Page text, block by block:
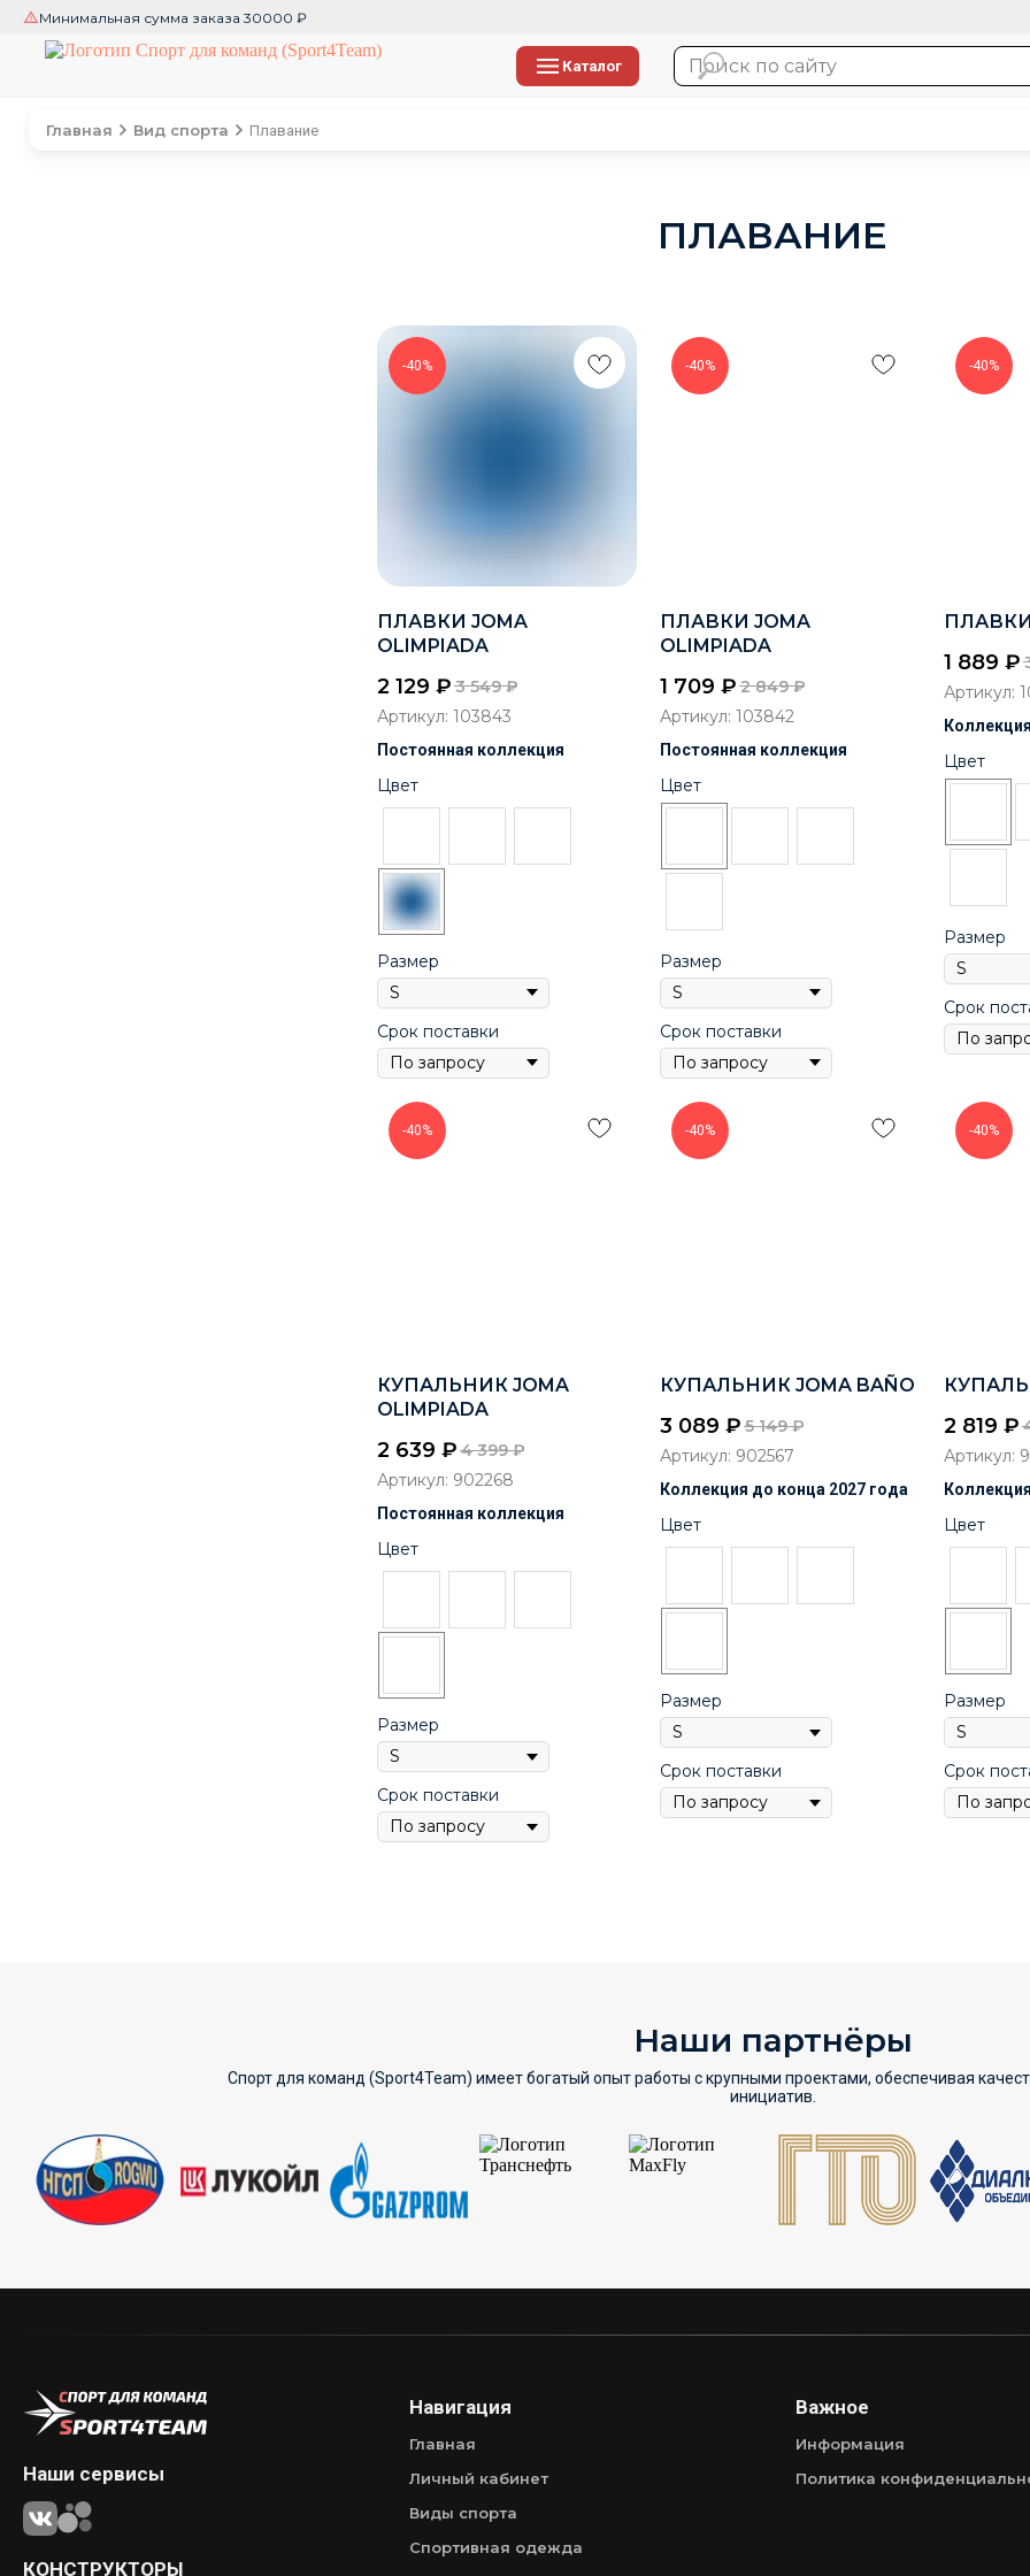
Минимальная сумма заказа 30000 ₽
Каталог
Главная Вид спорта Плавание
ПЛАВАНИЕ
-40%
ПЛАВКИ JOMA
OLIMPIADA
2 129 ₽ 3 549 ₽
Артикул: 103843
Постоянная коллекция
Цвет
Размер
Срок поставки
-40%
ПЛАВКИ JOMA
OLIMPIADA
1 709 ₽ 2 849 ₽
Артикул:103842
Постоянная коллекция
Цвет
Размер
Срок поставки
-40%
ПЛАВКИ
1 889 ₽
Артикул:
Цвет
Размер
Срок
-40%
КУПАЛЬНИК JOMA
OLIMPIADA
2 639 ₽ 4 399 ₽
Артикул: 902268
Постоянная коллекция
Цвет
Размер
Срок поставки
-40%
КУПАЛЬНИК JOMA BAÑO
3 089 ₽ 5 149 ₽
Артикул: 902567
Коллекция до конца 2027 года
Цвет
Размер
Срок поставки
-40%
2 819 ₽
Артикул:
Цвет
Размер
Срок
Наши партнёры
Спорт для команд (Sport4Team) имеет богатый опыт работы с крупными проектами, обеспечивая
инициатив.
Наши сервисы
КОНСТРУКТОРЫ
Навигация
Главная
Личный кабинет
Виды спорта
Спортивная одежда
Важное
Информация
Политика